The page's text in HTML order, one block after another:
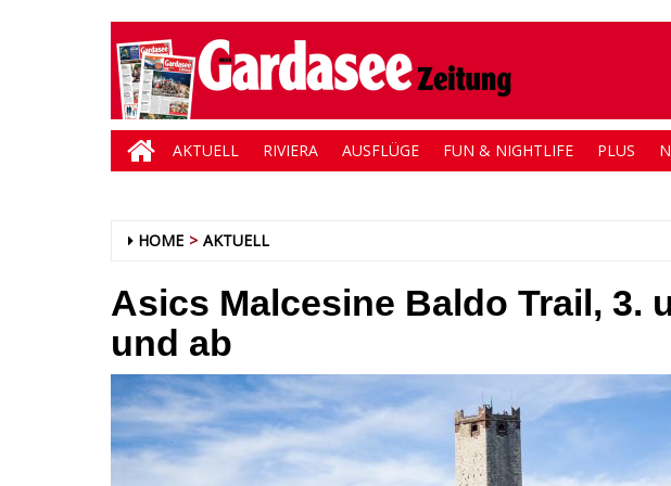
AKTUELL RIVIERA AUSFLÜGE FUN & NIGHTLIFE PLUS
HOME AKTUELL
Asics Malcesine Baldo Trail, 3.
und ab